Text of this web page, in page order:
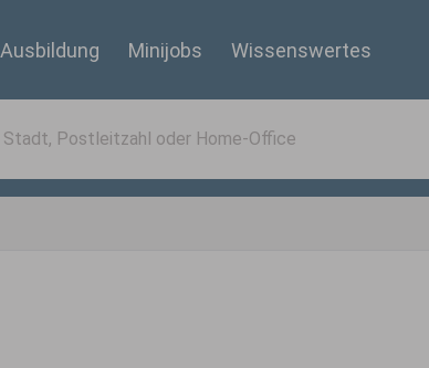
Ausbildung Minijobs Wissenswertes